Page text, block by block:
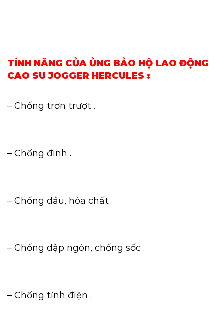
TÍNH NĂNG CỦA ỦNG BẢO HỘ LAO ĐỘNG
CAO SU JOGGER HERCULES :
– Chống trơn trượt .
– Chống đinh .
– Chống dầu, hóa chất .
– Chống dập ngón, chống sốc .
– Chống tĩnh điện .